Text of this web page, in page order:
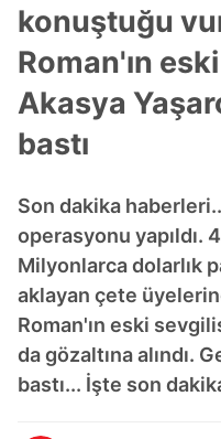
konuştuğu
Roman'ın
Akasya
bastı
Son dakika
operasyonu yapıldı.
Milyonlarca dolarlık
aklayan çete
Roman'ın eski
da gözaltına alındı.
bastı... İşte son